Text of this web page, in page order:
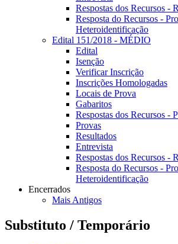
Respostas dos Recursos -
Resposta do Recursos -
Heteroidentificação
Edital 151/2018 - MÉDIO
Edital
Isenção
Verificar Inscrição
Inscrições Homologadas
Locais de Prova
Gabaritos
Respostas dos Recursos -
Provas
Resultados
Entrevista
Respostas dos Recursos -
Resposta do Recursos -
Heteroidentificação
Encerrados
Mais Antigos
Substituto / Temporário